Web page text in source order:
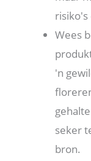
Wees
'n
seker
bron.